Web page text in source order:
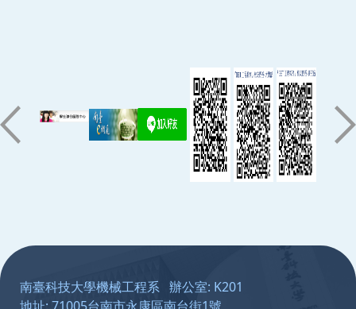
南臺科技大學機械工程系 辦公室: K201